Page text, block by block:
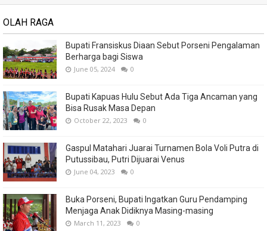
OLAH RAGA
Bupati Fransiskus Diaan Sebut Porseni Pengalaman
Berharga bagi Siswa
June 05, 2024 0
Bupati Kapuas Hulu Sebut Ada Tiga Ancaman yang
Bisa Rusak Masa Depan
October 22, 2023 0
Gaspul Matahari Juarai Turnamen Bola Voli Putra di
Putussibau, Putri Dijuarai Venus
June 04, 2023 0
Buka Porseni, Bupati Ingatkan Guru Pendamping
Menjaga Anak Didiknya Masing-masing
March 11, 2023 0